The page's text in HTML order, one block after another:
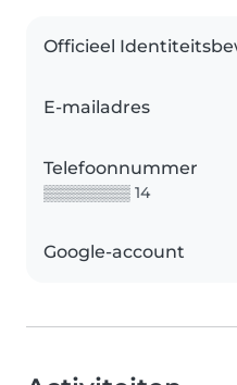
Officieel
E-mailadres
Telefoonnummer
▒▒▒▒▒▒▒▒ 14
Google-account